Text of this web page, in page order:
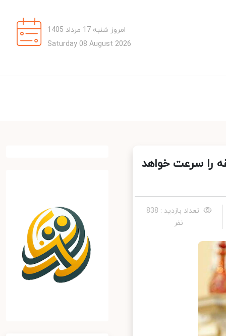
امروز شنبه 17 مرداد 1405
Saturday 08 August 2026
را سرعت خواهد
تعداد بازدید : 838
نفر